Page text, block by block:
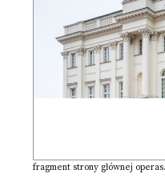
fragment strony głównej